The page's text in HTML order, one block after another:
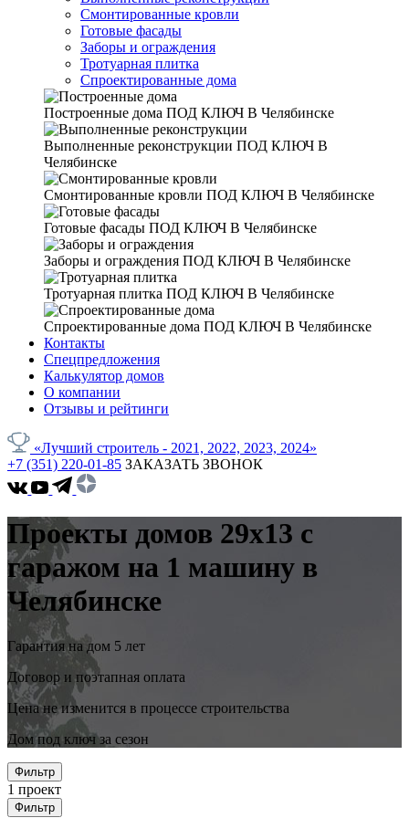
Смонтированные кровли
Готовые фасады
Заборы и ограждения
Тротуарная плитка
Спроектированные дома
Построенные дома ПОД КЛЮЧ В Челябинске
Выполненные реконструкции ПОД КЛЮЧ В
Челябинске
Смонтированные кровли ПОД КЛЮЧ В Челябинске
Готовые фасады ПОД КЛЮЧ В Челябинске
Заборы и ограждения ПОД КЛЮЧ В Челябинске
Тротуарная плитка ПОД КЛЮЧ В Челябинске
Спроектированные дома ПОД КЛЮЧ В Челябинске
Контакты
Спецпредложения
Калькулятор домов
О компании
Отзывы и рейтинги
«Лучший строитель - 2021, 2022, 2023, 2024»
+7 (351) 220-01-85 ЗАКАЗАТЬ ЗВОНОК
Проекты домов 29x13 с
гаражом на 1 машину в
Челябинске
Гарантия на дом 5 лет
Договор и поэтапная оплата
Цена не изменится в процессе строительства
Дом под ключ за сезон
Фильтр
1 проект
Фильтр